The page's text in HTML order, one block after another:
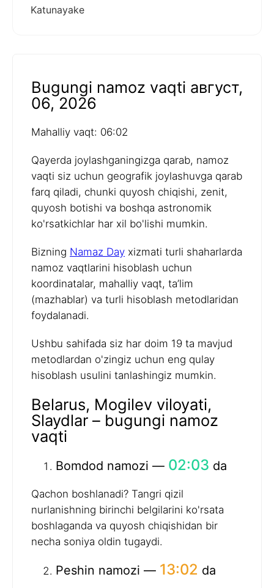
Katunayake
Bugungi namoz vaqti август,
06, 2026
Mahalliy vaqt: 06:02
Qayerda joylashganingizga qarab, namoz
vaqti siz uchun geografik joylashuvga qarab
farq qiladi, chunki quyosh chiqishi, zenit,
quyosh botishi va boshqa astronomik
ko'rsatkichlar har xil bo'lishi mumkin.
Bizning Namaz Day xizmati turli shaharlarda
namoz vaqtlarini hisoblash uchun
koordinatalar, mahalliy vaqt, ta’lim
(mazhablar) va turli hisoblash metodlaridan
foydalanadi.
Ushbu sahifada siz har doim 19 ta mavjud
metodlardan o'zingiz uchun eng qulay
hisoblash usulini tanlashingiz mumkin.
Belarus, Mogilev viloyati,
Slaydlar – bugungi namoz
vaqti
Bomdod namozi — 02:03 da
Qachon boshlanadi? Tangri qizil
nurlanishning birinchi belgilarini ko'rsata
boshlaganda va quyosh chiqishidan bir
necha soniya oldin tugaydi.
Peshin namozi — 13:02 da